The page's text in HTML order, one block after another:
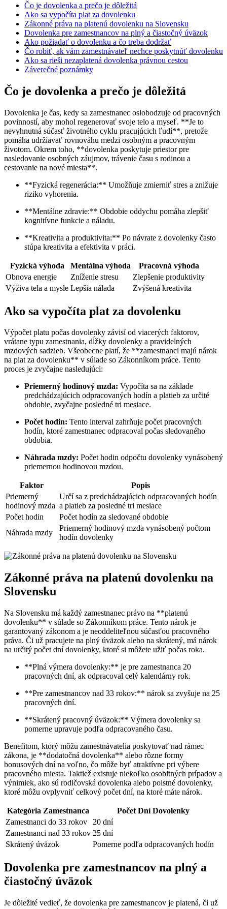
Čo je dovolenka a prečo je dôležitá
Ako sa vypočíta plat za dovolenku
Zákonné práva na platenú dovolenku na Slovensku
Dovolenka pre zamestnancov na plný a čiastočný úväzok
Ako požiadať o dovolenku a čo treba dodržať
Čo robiť, ak vám zamestnávateľ nechce poskytnúť dovolenku
Ako sa rieši nezaplatená dovolenka právnou cestou
Záverečné poznámky
Čo je dovolenka a prečo je dôležitá
Dovolenka je čas, kedy sa zamestnanec oslobodzuje od pracovných
povinností, aby mohol regenerovať svoje telo a myseľ. **Je to
nevyhnutná súčasť životného cyklu pracujúcich ľudí**, pretože
pomáha udržiavať rovnováhu medzi osobným a pracovným
životom. Okrem toho, **dovolenka poskytuje priestor pre
nasledovanie osobných záujmov, trávenie času s rodinou a
cestovanie na nové miesta**.
**Fyzická regenerácia:** Umožňuje zmierniť stres a znižuje
riziko vyhorenia.
**Mentálne zdravie:** Obdobie oddychu pomáha zlepšiť
kognitívne funkcie a náladu.
**Kreativita a produktivita:** Po návrate z dovolenky často
stúpa kreativita a efektivita v práci.
Fyzická výhoda Mentálna výhoda
Pracovná výhoda
Obnova energie
Zníženie stresu
Zlepšenie produktivity
Výživa tela a mysle Lepšia nálada Zvýšená kreativita
Ako sa vypočíta plat za dovolenku
Výpočet platu počas dovolenky závisí od viacerých faktorov,
vrátane typu zamestnania, dĺžky dovolenky a pravidelných
mzdových sadzieb. Všeobecne platí, že **zamestnanci majú nárok
na plat za dovolenku** v súlade so Zákonníkom práce. Tento
proces je zvyčajne nasledujúci:
Priemerný hodinový mzda: Vypočíta sa na základe
predchádzajúcich odpracovaných hodín a platieb za určité
obdobie, zvyčajne posledné tri mesiace.
Počet hodin: Tento interval zahrňuje počet pracovných
hodín, ktoré zamestnanec odpracoval počas sledovaného
obdobia.
Náhrada mzdy: Počet hodin odpočtu dovolenky vynásobený
priemernou hodinovou mzdou.
Faktor
Popis
Priemerný
hodinový mzda
Určí sa z predchádzajúcich odpracovaných hodín
a platieb za posledné tri mesiace
Počet hodin
Počet hodín za sledované obdobie
Náhrada mzdy
Priemerný hodinový mzda vynásobený počtom
hodín dovolenky
Zákonné práva na platenú dovolenku na
Slovensku
Na Slovensku má každý zamestnanec právo na **platenú
dovolenku** v súlade so Zákonníkom práce. Tento nárok je
garantovaný zákonom a je neoddeliteľnou súčasťou pracovného
práva. Či už pracujete na plný úväzok alebo na skrátený, má nárok
na určitý počet dní dovolenky, ktoré si môžete užiť počas roka.
**Plná výmera dovolenky:** je pre zamestnanca 20
pracovných dní, ak odpracoval celý kalendárny rok.
**Pre zamestnancov nad 33 rokov:** nárok sa zvyšuje na 25
pracovných dní.
**Skrátený pracovný úväzok:** Výmera dovolenky sa
pomerne upravuje podľa odpracovaného času.
Benefitom, ktorý môžu zamestnávatelia poskytovať nad rámec
zákona, je **dodatočná dovolenka** alebo rôzne formy
bonusových dní na voľno, čo môže byť atraktívne pri výbere
pracovného miesta. Taktiež existuje niekoľko osobitných prípadov a
výnimiek, ako sú rodičovská dovolenka alebo poistné dovolenky,
ktoré môžu ovplyvniť celkový počet dní, na ktoré máte nárok.
Kategória Zamestnanca
Počet Dní Dovolenky
Zamestnanci do 33 rokov
20 dní
Zamestnanci nad 33 rokov 25 dní
Skrátený úväzok
Pomerne podľa odpracovaných hodín
Dovolenka pre zamestnancov na plný a
čiastočný úväzok
Je dôležité vedieť, že dovolenka pre zamestnancov je platená, či už